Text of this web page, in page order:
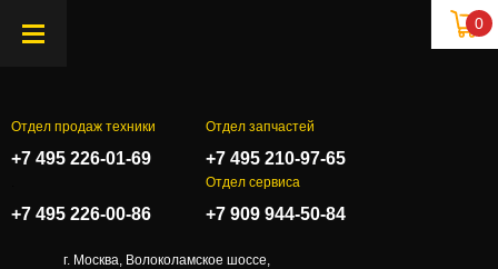
0
Отдел продаж техники
+7 495 226-01-69
Отдел запчастей
+7 495 210-97-65
+7 495 226-00-86
Отдел сервиса
+7 909 944-50-84
г. Москва, Волоколамское шоссе,